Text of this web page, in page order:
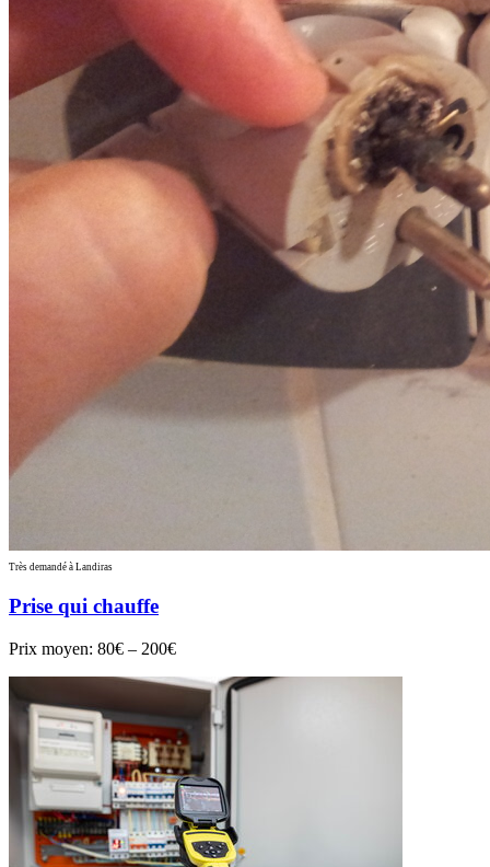
Très demandé à Landiras
Prise qui chauffe
Prix moyen: 80€ – 200€